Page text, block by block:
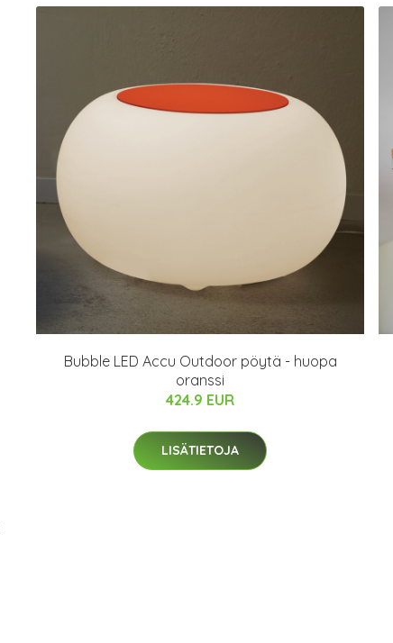
Bubble LED Accu Outdoor pöytä - huopa
oranssi
424.9 EUR
LISÄTIETOJA